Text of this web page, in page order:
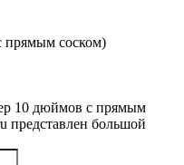
прямым соском)
10 дюймов с прямым
представлен большой